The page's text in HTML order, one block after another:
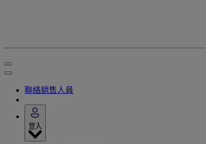
聯絡銷售人員
登入